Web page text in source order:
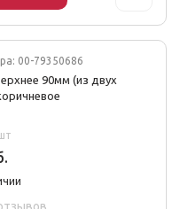
00-79350686
90мм (из двух